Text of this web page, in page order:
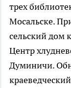
трех
Мосальске.
сельский дом
Центр
Думиничи.